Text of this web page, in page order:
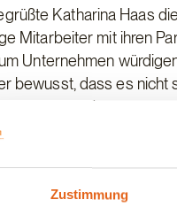
Zustimmung
Katharina Haas
Mitarbeiter mit ihren
Unternehmen
bewusst, dass es
Frau Haas.
das abgelaufene Jahr
sondern in allen
die Haas-
in die das Jahr